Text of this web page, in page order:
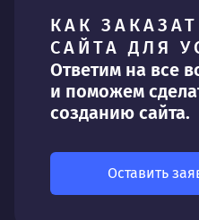
КАК
САЙТА ДЛЯ
Ответим на все
и поможем
созданию сайта.
Оставить